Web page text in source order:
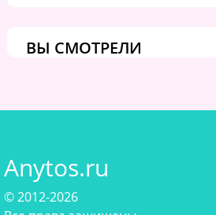
ВЫ СМОТРЕЛИ
Anytos.ru
© 2012-2026